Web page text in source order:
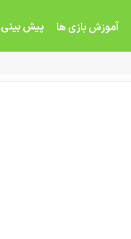
آموزش بازی ها پیش